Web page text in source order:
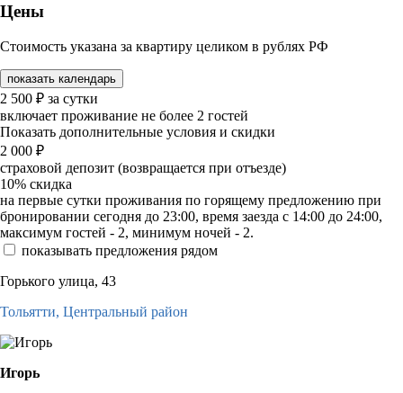
Цены
Стоимость указана за квартиру целиком в рублях РФ
показать календарь
2 500 ₽ за сутки
включает проживание не более 2 гостей
Показать дополнительные условия и скидки
2 000 ₽
страховой депозит (возвращается при отъезде)
10% скидка
на первые сутки проживания по горящему предложению при
бронировании сегодня до 23:00, время заезда с 14:00 до 24:00,
максимум гостей - 2, минимум ночей - 2.
показывать предложения рядом
Горького улица, 43
Тольятти, Центральный район
Игорь